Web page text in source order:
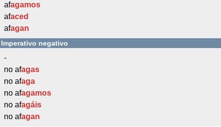
afagamos
afaced
afagan
Imperativo negativo
-
no afagas
no afaga
no afagamos
no afagáis
no afagan